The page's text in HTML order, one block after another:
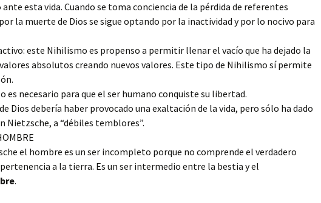
esta vida. Cuando se toma conciencia de la pérdida de referentes
la muerte de Dios se sigue optando por la inactividad y por lo nocivo para
este Nihilismo es propenso a permitir llenar el vacío que ha dejado la
absolutos creando nuevos valores. Este tipo de Nihilismo sí permite
es necesario para que el ser humano conquiste su libertad.
Dios debería haber provocado una exaltación de la vida, pero sólo ha dado
Nietzsche, a “débiles temblores”.
el hombre es un ser incompleto porque no comprende el verdadero
a la tierra. Es un ser intermedio entre la bestia y el
.